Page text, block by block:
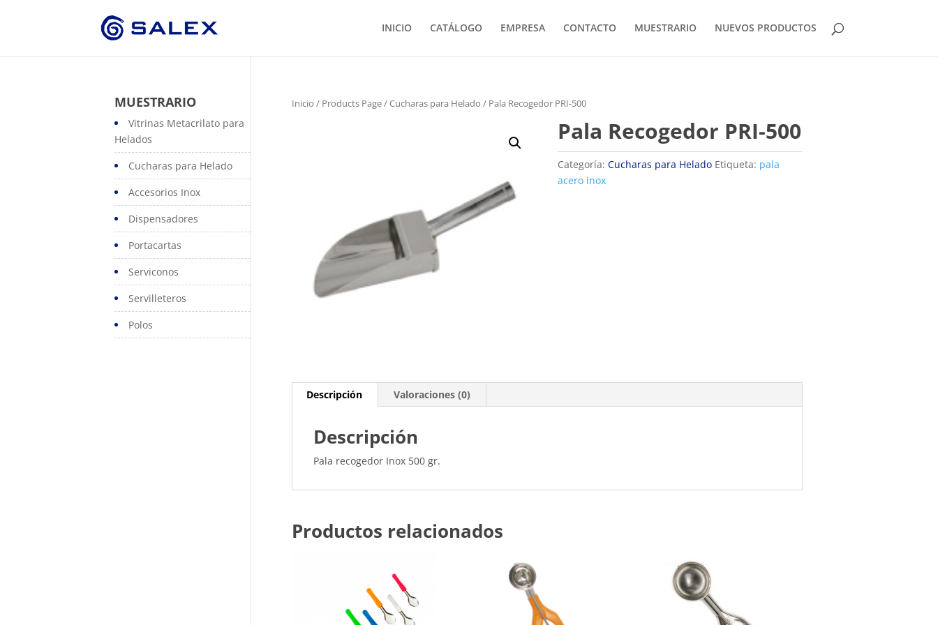
INICIO CATÁLOGO EMPRESA CONTACTO MUESTRARIO NUEVOS PRODUCTOS
Inicio / Products Page/Cucharas para Helado / Pala Recogedor PRI-500
Pala Recogedor PRI-500
Categoría: Cucharas para Helado Etiqueta: pala
acero inox
Descripción Valoraciones (0)
Descripción
Pala recogedor Inox 500 gr.
Productos relacionados
MUESTRARIO
Vitrinas Metacrilato para
Helados
Cucharas para Helado
Accesorios Inox
Dispensadores
Portacartas
Serviconos
Servilleteros
Polos